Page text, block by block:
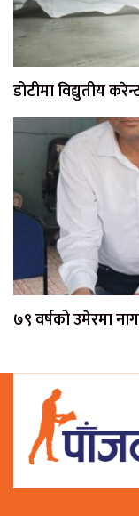
डोटीमा विद्युतीय
७९ वर्षको उमेरमा